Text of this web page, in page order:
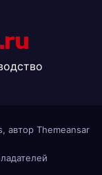
автор Themeansar